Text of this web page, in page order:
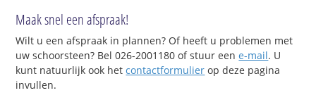
Maak snel een afspraak!
Wilt u een afspraak in plannen? Of heeft u problemen met
uw schoorsteen? Bel 026-2001180 of stuur eene-mail. U
kunt natuurlijk ook hetcontactformulier op deze pagina
invullen.